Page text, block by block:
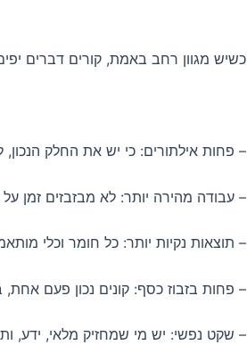
כשיש מגוון רחב באמת, קורים דברים
– פחות אילתורים: כי יש את החלק
– עבודה מהירה יותר: לא מבזבזים זמן
– תוצאות נקיות יותר: כל חומר וכלי
– פחות בזבוז כסף: קונים נכון פעם אחת,
– שקט נפשי: יש מי שמחזיק מלאי, ידע,